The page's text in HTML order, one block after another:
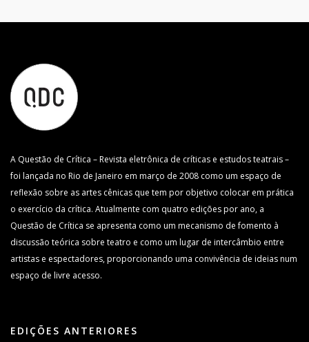
A Questão de Crítica – Revista eletrônica de críticas e estudos teatrais –
foi lançada no Rio de Janeiro em março de 2008 como um espaço de
reflexão sobre as artes cênicas que tem por objetivo colocar em prática
o exercício da crítica. Atualmente com quatro edições por ano, a
Questão de Crítica se apresenta como um mecanismo de fomento à
discussão teórica sobre teatro e como um lugar de intercâmbio entre
artistas e espectadores, proporcionando uma convivência de ideias num
espaço de livre acesso.
EDIÇÕES ANTERIORES